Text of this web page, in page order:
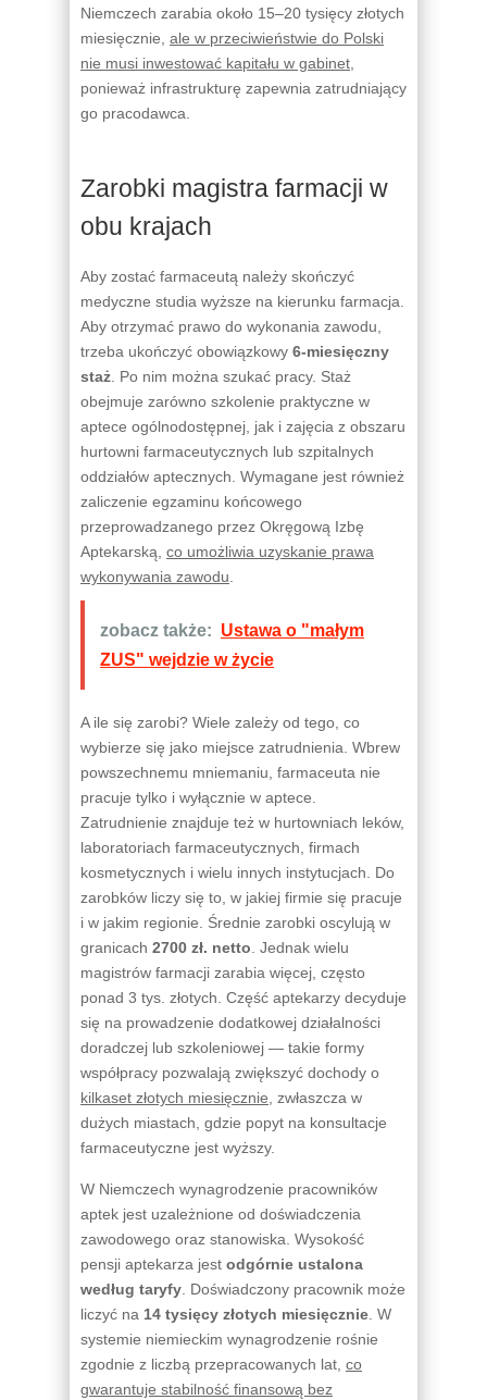
Niemczech zarabia około 15–20 tysięcy złotych
miesięcznie, ale w przeciwieństwie do Polski
nie musi inwestować kapitału w gabinet
ponieważ infrastrukturę zapewnia zatrudniający
go pracodawca.
Zarobki magistra farmacji w
obu krajach
Aby zostać farmaceutą należy skończyć
medyczne studia wyższe na kierunku farmacja.
Aby otrzymać prawo do wykonania zawodu,
trzeba ukończyć obowiązkowy 6-miesięczny
staż . Po nim można szukać pracy. Staż
obejmuje zarówno szkolenie praktyczne w
aptece ogólnodostępnej, jak i zajęcia z obszaru
hurtowni farmaceutycznych lub szpitalnych
oddziałów aptecznych. Wymagane jest również
zaliczenie egzaminu końcowego
przeprowadzanego przez Okręgową Izbę
Aptekarską, co umożliwia uzyskanie prawa
wykonywania zawodu
zobacz także: Ustawa o "małym
ZUS" wejdzie w życie
A ile się zarobi? Wiele zależy od tego, co
wybierze się jako miejsce zatrudnienia. Wbrew
powszechnemu mniemaniu, farmaceuta nie
pracuje tylko i wyłącznie w aptece.
Zatrudnienie znajduje też w hurtowniach leków,
laboratoriach farmaceutycznych, firmach
kosmetycznych i wielu innych instytucjach. Do
zarobków liczy się to, w jakiej firmie się pracuje
i w jakim regionie. Średnie zarobki oscylują w
granicach 2700 zł. netto . Jednak wielu
magistrów farmacji zarabia więcej, często
ponad 3 tys. złotych. Część aptekarzy decyduje
się na prowadzenie dodatkowej działalności
doradczej lub szkoleniowej — takie formy
współpracy pozwalają zwiększyć dochody o
kilkaset złotych miesięcznie , zwłaszcza w
dużych miastach, gdzie popyt na konsultacje
farmaceutyczne jest wyższy.
W Niemczech wynagrodzenie pracowników
aptek jest uzależnione od doświadczenia
zawodowego oraz stanowiska. Wysokość
pensji aptekarza jest odgórnie ustalona
według taryfy . Doświadczony pracownik może
liczyć na 14 tysięcy złotych miesięcznie . W
systemie niemieckim wynagrodzenie rośnie
zgodnie z liczbą przepracowanych lat, co
gwarantuje stabilność finansową bez